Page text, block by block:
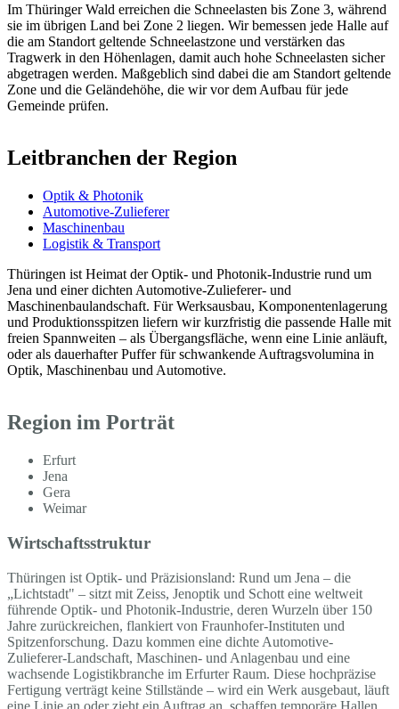
Im Thüringer Wald erreichen die Schneelasten bis Zone 3, während
sie im übrigen Land bei Zone 2 liegen. Wir bemessen jede Halle auf
die am Standort geltende Schneelastzone und verstärken das
Tragwerk in den Höhenlagen, damit auch hohe Schneelasten sicher
abgetragen werden. Maßgeblich sind dabei die am Standort geltende
Zone und die Geländehöhe, die wir vor dem Aufbau für jede
Gemeinde prüfen.
Leitbranchen der Region
Optik & Photonik
Automotive-Zulieferer
Maschinenbau
Logistik & Transport
Thüringen ist Heimat der Optik- und Photonik-Industrie rund um
Jena und einer dichten Automotive-Zulieferer- und
Maschinenbaulandschaft. Für Werksausbau, Komponentenlagerung
und Produktionsspitzen liefern wir kurzfristig die passende Halle mit
freien Spannweiten – als Übergangsfläche, wenn eine Linie anläuft,
oder als dauerhafter Puffer für schwankende Auftragsvolumina in
Optik, Maschinenbau und Automotive.
Region im Porträt
Erfurt
Jena
Gera
Weimar
Wirtschaftsstruktur
Thüringen ist Optik- und Präzisionsland: Rund um Jena – die
„Lichtstadt" – sitzt mit Zeiss, Jenoptik und Schott eine weltweit
führende Optik- und Photonik-Industrie, deren Wurzeln über 150
Jahre zurückreichen, flankiert von Fraunhofer-Instituten und
Spitzenforschung. Dazu kommen eine dichte Automotive-
Zulieferer-Landschaft, Maschinen- und Anlagenbau und eine
wachsende Logistikbranche im Erfurter Raum. Diese hochpräzise
Fertigung verträgt keine Stillstände – wird ein Werk ausgebaut, läuft
eine Linie an oder zieht ein Auftrag an, schaffen temporäre Hallen